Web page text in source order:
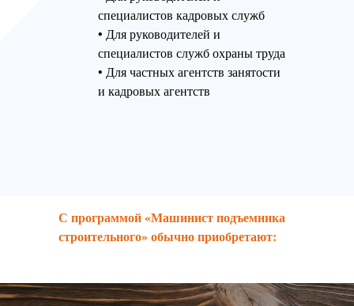
специалистов кадровых служб
• Для руководителей и
специалистов служб охраны труда
• Для частных агентств занятости
и кадровых агентств
С программой «Машинист подъемника
строительного» обычно приобретают: